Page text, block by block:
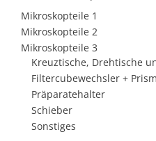
Mikroskopteile 1
Mikroskopteile 2
Mikroskopteile 3
Kreuztische, Drehtische
Filtercubewechsler +
Präparatehalter
Schieber
Sonstiges